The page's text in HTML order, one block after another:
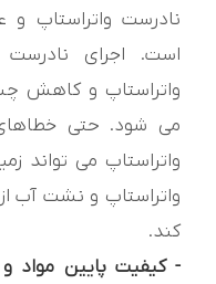
نادرست واتراستاپ و
است. اجرای
واتراستاپ و کاهش
می شود. حتی
واتراستاپ می تواند
واتراستاپ و نشت آب
کند.
- کیفیت پایین مواد